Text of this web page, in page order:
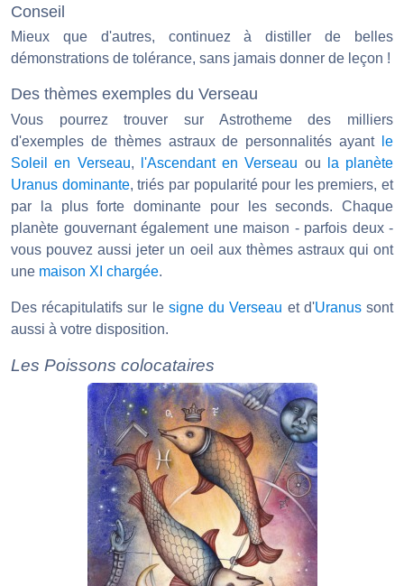
Conseil
Mieux que d'autres, continuez à distiller de belles
démonstrations de tolérance, sans jamais donner de leçon !
Des thèmes exemples du Verseau
Vous pourrez trouver sur Astrotheme des milliers
d'exemples de thèmes astraux de personnalités ayant
le
Soleil en Verseau, l'Ascendant en Verseau ou
la planète
Uranus dominante, triés par popularité pour les premiers, et
par la plus forte dominante pour les seconds. Chaque
planète gouvernant également une maison - parfois deux -
vous pouvez aussi jeter un oeil aux thèmes astraux qui ont
une maison XI chargée.
Des récapitulatifs sur le signe du Verseau et d'Uranussont
aussi à votre disposition.
Les Poissons colocataires